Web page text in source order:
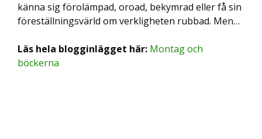
känna sig förolämpad, oroad, bekymrad eller få sin
föreställningsvärld om verkligheten rubbad. Men…
Läs hela blogginlägget här: Montag och
böckerna